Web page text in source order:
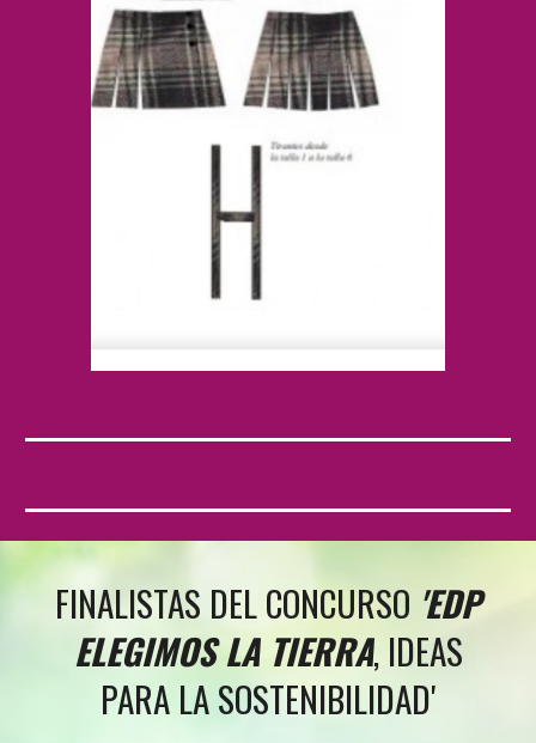
FINALISTAS DEL CONCURSO 'EDP
ELEGIMOS LA TIERRA, IDEAS
PARA LA SOSTENIBILIDAD'